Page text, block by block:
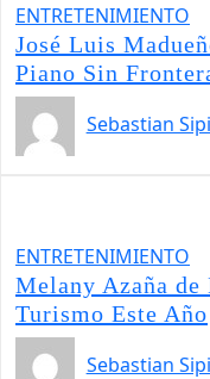
ENTRETENIMIENTO
José Luis
Piano Sin
Sebastian
ENTRETENIMIENTO
Melany Azaña de
Turismo Este Año
Sebastian